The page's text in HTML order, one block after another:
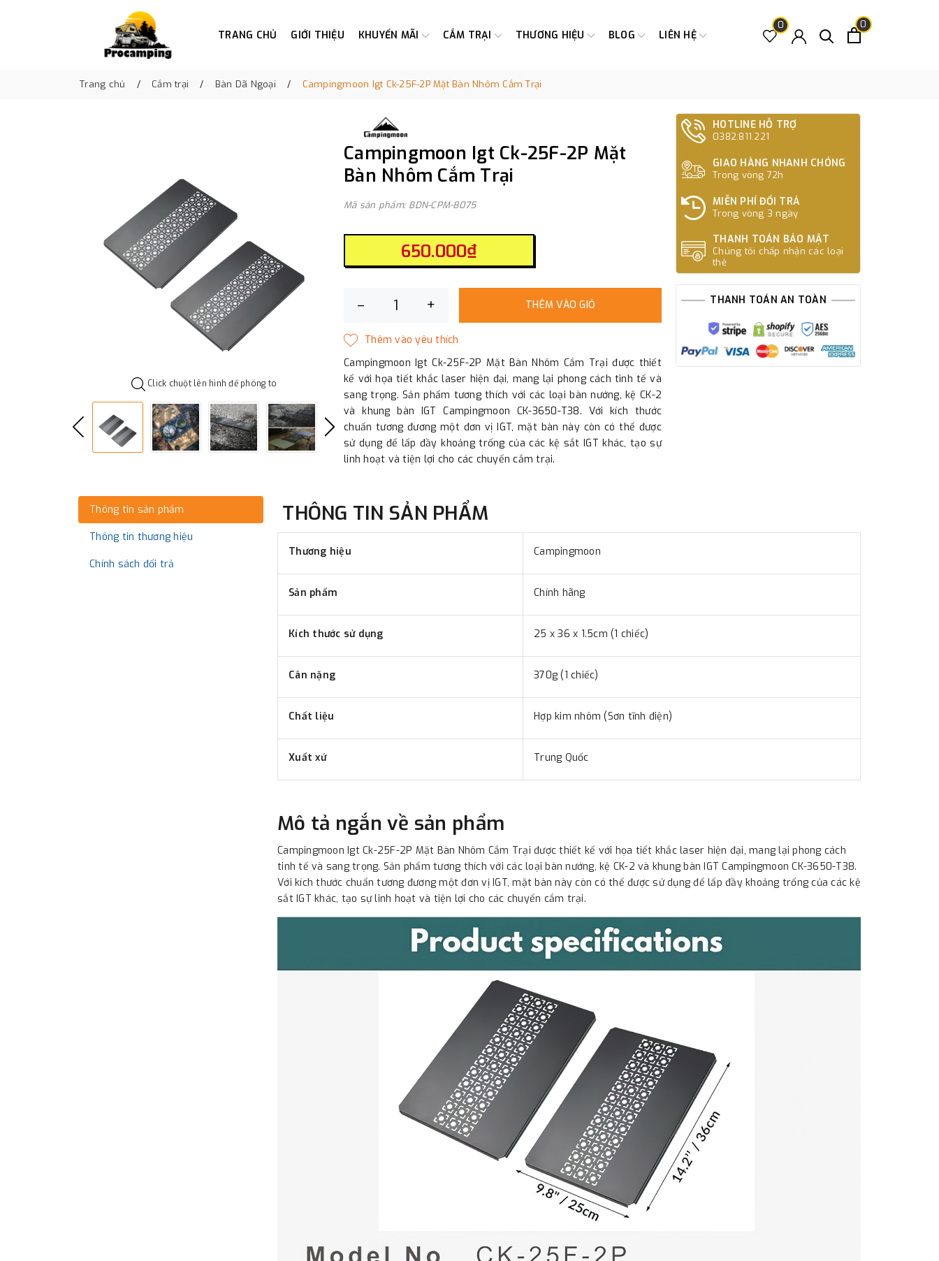
TRANG CHỦ GIỚI THIỆU KHUYẾN MÃI CẮM TRẠI THƯƠNG HIỆU BLOG LIÊN HỆ
0 0
Trang chủ Cắm trại Bàn Dã Ngoại Campingmoon Igt Ck-25F-2P Mặt Bàn Nhôm Cắm Trại
Click chuột lên hình để phóng to
Campingmoon Igt Ck-25F-2P Mặt
Bàn Nhôm Cắm Trại
Mã sản phẩm: BDN-CPM-8075
650.000₫
– + THÊM VÀO GIỎ
Campingmoon Igt Ck-25F-2P Mặt Bàn Nhôm Cắm Trại được thiết
kế với họa tiết khắc laser hiện đại, mang lại phong cách tinh tế và
sang trọng. Sản phẩm tương thích với các loại bàn nướng, kệ CK-2
và khung bàn IGT Campingmoon CK-3650-T38. Với kích thước
chuẩn tương đương một đơn vị IGT, mặt bàn này còn có thể được
sử dụng để lấp đầy khoảng trống của các kệ sắt IGT khác, tạo sự
linh hoạt và tiện lợi cho các chuyến cắm trại.
HOTLINE HỖ TRỢ
0382.811.221
GIAO HÀNG NHANH CHÓNG
Trong vòng 72h
MIỄN PHÍ ĐỔI TRẢ
Trong vòng 3 ngày
THANH TOÁN BẢO MẬT
Chúng tôi chấp nhận các loại
thẻ
THANH TOÁN AN TOÀN
Thông tin sản phẩm
Thông tin thương hiệu
Chính sách đổi trả
THÔNG TIN SẢN PHẨM
Thương hiệu Campingmoon
Sản phẩm Chính hãng
Kích thước sử dụng 25 x 36 x 1.5cm (1 chiếc)
Cân nặng 370g (1 chiếc)
Chất liệu Hợp kim nhôm (Sơn tĩnh điện)
Xuất xứ Trung Quốc
Mô tả ngắn về sản phẩm
Campingmoon Igt Ck-25F-2P Mặt Bàn Nhôm Cắm Trại được thiết kế với họa tiết khắc laser hiện đại, mang lại phong cách
tinh tế và sang trọng. Sản phẩm tương thích với các loại bàn nướng, kệ CK-2 và khung bàn IGT Campingmoon CK-3650-T38.
Với kích thước chuẩn tương đương một đơn vị IGT, mặt bàn này còn có thể được sử dụng để lấp đầy khoảng trống của các kệ
sắt IGT khác, tạo sự linh hoạt và tiện lợi cho các chuyến cắm trại.